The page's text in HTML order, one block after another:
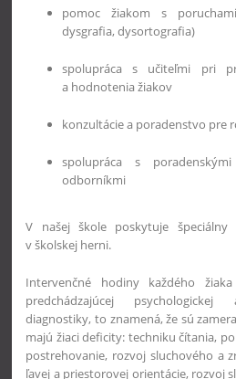
pomoc žiakom s
dysgrafia, dysortografia)
spolupráca s učiteľmi pri
a hodnotenia žiakov
konzultácie a poradenstvo pre
spolupráca s
odborníkmi
V našej škole poskytuje
v školskej herni.
Intervenčné hodiny každého
predchádzajúcej psychologickej
diagnostiky, to znamená, že sú
majú žiaci deficity: techniku čítania,
postrehovanie, rozvoj sluchového a
ľavej a priestorovej orientácie, rozvoj